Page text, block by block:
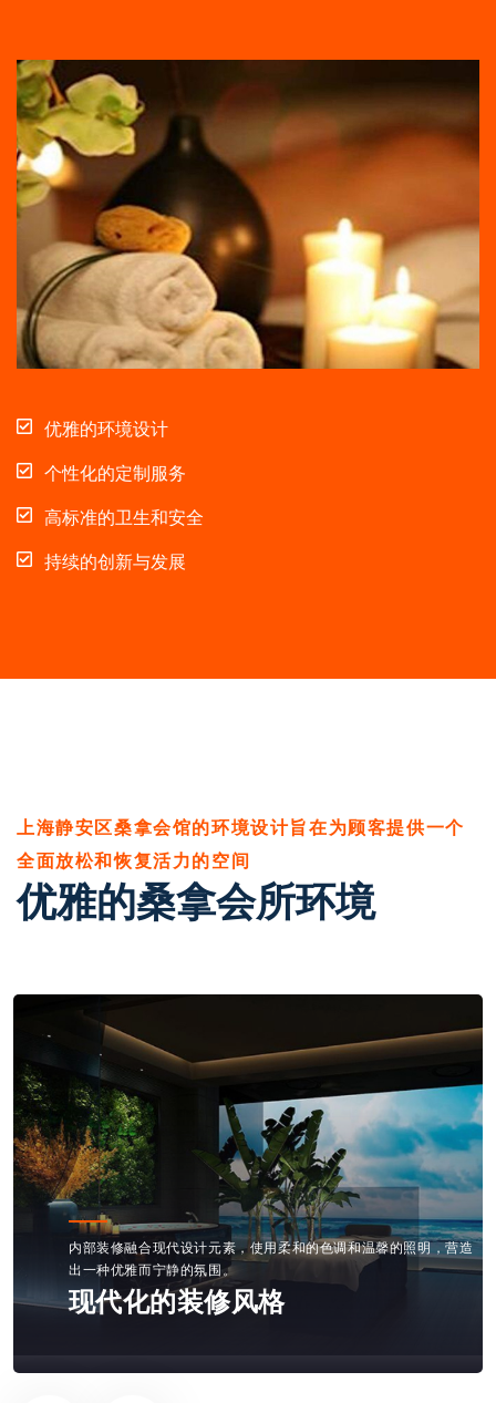
优雅的环境设计
个性化的定制服务
高标准的卫生和安全
持续的创新与发展
上海静安区桑拿会馆的环境设计旨在为顾客提供一个
全面放松和恢复活力的空间
优雅的桑拿会所环境
内部装修融合现代设计元素，使用柔和的色调和温馨的照明，营造
出一种优雅而宁静的氛围。
现代化的装修风格